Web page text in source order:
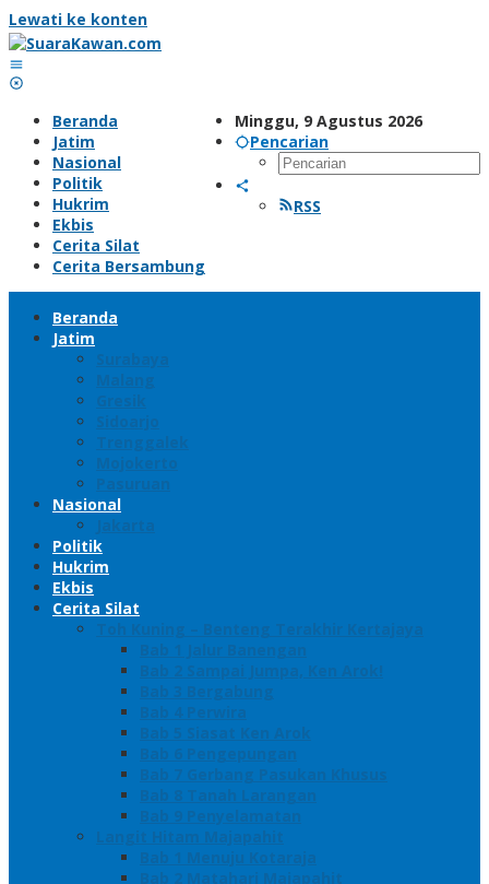
Lewati ke konten
Minggu, 9 Agustus 2026
Pencarian
RSS
Beranda
Jatim
Nasional
Politik
Hukrim
Ekbis
Cerita Silat
Cerita Bersambung
Beranda
Jatim
Surabaya
Malang
Gresik
Sidoarjo
Trenggalek
Mojokerto
Pasuruan
Nasional
Jakarta
Politik
Hukrim
Ekbis
Cerita Silat
Toh Kuning – Benteng Terakhir Kertajaya
Bab 1 Jalur Banengan
Bab 2 Sampai Jumpa, Ken Arok!
Bab 3 Bergabung
Bab 4 Perwira
Bab 5 Siasat Ken Arok
Bab 6 Pengepungan
Bab 7 Gerbang Pasukan Khusus
Bab 8 Tanah Larangan
Bab 9 Penyelamatan
Langit Hitam Majapahit
Bab 1 Menuju Kotaraja
Bab 2 Matahari Majapahit